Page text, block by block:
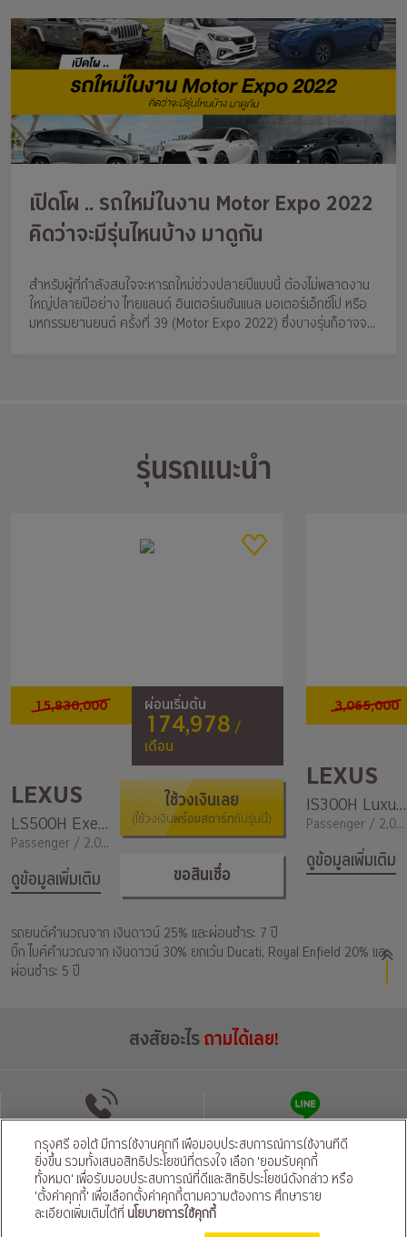
เปิดโผ .. รถใหม่ในงาน Motor Expo 2022
คิดว่าจะมีรุ่นไหนบ้าง มาดูกัน
สำหรับผู้ที่กำลังสนใจจะหารถใหม่ช่วงปลายปีแบบนี้ ต้องไม่พลาดงาน
ใหญ่ปลายปีอย่าง ไทยแลนด์ อินเตอร์เนชันแนล มอเตอร์เอ็กซ์โป หรือ
มหกรรมยานยนต์ ครั้งที่ 39 (Motor Expo 2022) ซึ่งบางรุ่นก็อาจจะมี
รุ่นรถแนะนำ
15,830,000 ผ่อนเริ่มต้น
174,978 /
เดือน
LEXUS
LS500H Executive Pleal
Passenger / 2,000
ดูข้อมูลเพิ่มเติม
ใช้วงเงินเลย
(ใช้วงเงินพร้อมสตาร์ทกับรุ่นนี้)
ขอสินเชื่อ
3,065,000
LEXUS
IS300H Luxury
Passenger / 2,000
ดูข้อมูลเพิ่มเติม
รถยนต์คำนวณจาก เงินดาวน์ 25% และผ่อนชำระ 7 ปี
บิ๊ก ไบค์คำนวณจาก เงินดาวน์ 30% ยกเว้น Ducati, Royal Enfield 20% และ
ผ่อนชำระ 5 ปี
สงสัยอะไรถามได้เลย!
โทรติดต่อ แชทผ่านไลน์
นโยบายความเป็นส่วนตัว | นโยบายคุ้มครองข้อมูลส่วนบุคคลของผู้ให้บริการ
© สงวนลิขสิทธิ์ 2569 ธนาคารกรุงศรีอยุธยา จำกัด (มหาชน) และ
บริษัท อยุธยา แคปปิตอล ออโต้ ลีส จำกัด (มหาชน)
กรุงศรี ออโต้ มีการใช้งานคุกกี้ เพื่อมอบประสบการณ์การใช้งานที่ดี
ยิ่งขึ้น รวมทั้งเสนอสิทธิประโยชน์ที่ตรงใจ เลือก 'ยอมรับคุกกี้
ทั้งหมด' เพื่อรับมอบประสบการณ์ที่ดีและสิทธิประโยชน์ดังกล่าว หรือ
'ตั้งค่าคุกกี้' เพื่อเลือกตั้งค่าคุกกี้ตามความต้องการ ศึกษาราย
ละเอียดเพิ่มเติมได้ที่ นโยบายการใช้คุกกี้